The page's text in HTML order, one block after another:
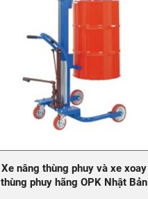
Xe nâng thùng phuy và xe xoay
thùng phuy hãng OPK Nhật Bản